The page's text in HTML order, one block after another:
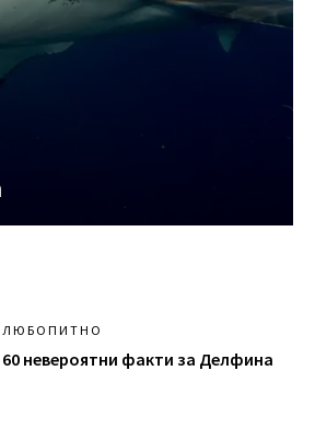
ЛЮБОПИТНО
60 невероятни факти за Делфина